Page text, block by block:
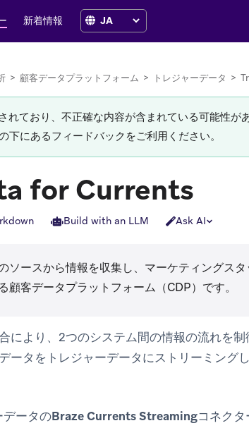
新着情報
> 顧客データプラットフォーム > トレジャーデータ >
れており、不正確な内容が含まれている可能性が
下にあるフィードバックをご利用ください。
for Currents
Build with an LLM Ask AI
tab)
ソースから情報を収集し、マーケティングス
顧客データプラットフォーム（CDP）です。
により、2つのシステム間の情報の流れを
ータをトレジャーデータにストリーミング
ータのBraze Currents Streamingコネク